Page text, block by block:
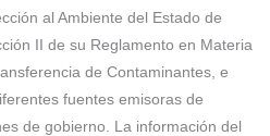
al Ambiente del Estado de
II de su Reglamento en Materia
de Contaminantes, e
fuentes emisoras de
de gobierno. La información del